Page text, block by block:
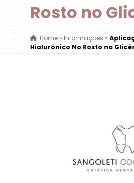
Rosto no
Home» Informações »
Hialurônico No Rosto no